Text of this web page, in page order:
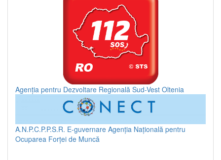
Agenția pentru Dezvoltare Regională Sud-Vest Oltenia
A.N.P.C.P.P.S.R. E-guvernare Agenția Națională pentru
Ocuparea Forței de Muncă